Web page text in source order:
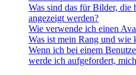
Was sind das für Bilder, die
angezeigt werden?
Wie verwende ich einen
Was ist mein Rang und wie
Wenn ich bei einem
werde ich aufgefordert,